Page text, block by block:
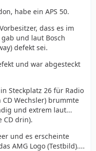
habe ein APS 50.
dass es im
und laut Bosch
defekt sei.
und war abgesteckt
Steckplatz 26 für Radio
Wechsler) brummte
und extrem laut...
CD drin).
und es erscheinte
AMG Logo (Testbild)....